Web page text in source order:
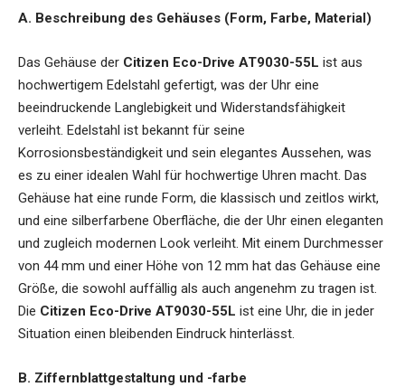
A. Beschreibung des Gehäuses (Form, Farbe, Material)
Das Gehäuse der Citizen Eco-Drive AT9030-55L ist aus
hochwertigem Edelstahl gefertigt, was der Uhr eine
beeindruckende Langlebigkeit und Widerstandsfähigkeit
verleiht. Edelstahl ist bekannt für seine
Korrosionsbeständigkeit und sein elegantes Aussehen, was
es zu einer idealen Wahl für hochwertige Uhren macht. Das
Gehäuse hat eine runde Form, die klassisch und zeitlos wirkt,
und eine silberfarbene Oberfläche, die der Uhr einen eleganten
und zugleich modernen Look verleiht. Mit einem Durchmesser
von 44 mm und einer Höhe von 12 mm hat das Gehäuse eine
Größe, die sowohl auffällig als auch angenehm zu tragen ist.
Die Citizen Eco-Drive AT9030-55L ist eine Uhr, die in jeder
Situation einen bleibenden Eindruck hinterlässt.
B. Ziffernblattgestaltung und -farbe